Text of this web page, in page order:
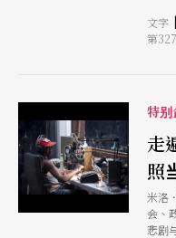
（
（
化艺
案库
系，
文字 |
第
特
走
照
米洛
会、
悲剧